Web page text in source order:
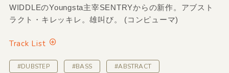
WIDDLEのYoungsta主宰SENTRYからの新作。アブスト
ラクト・キレッキレ。雄叫び。 (コンピューマ)
Track List
#DUBSTEP #BASS #ABSTRACT